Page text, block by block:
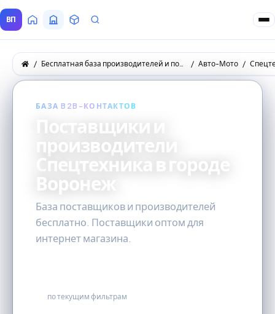
ВП ГлавнаяВсе Поставщики
ТоварыЗапросы покупателей
Бесплатная база производителей и поставщиков товаров оптом Авто-Мото
БАЗА B2B-КОНТАКТОВ
Поставщики и
производители
Спецтехника в городе
Воронеж
База поставщиков и производителей
бесплатно. Поставщики оптом для
интернет магазина.
по текущим фильтрам